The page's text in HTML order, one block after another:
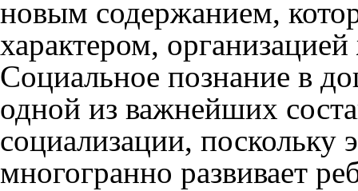
новым содержанием,
характером,
Социальное познание в
одной из важнейших
социализации, поскольку
многогранно развивает